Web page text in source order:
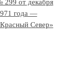
299 от декабря
года —
Север»